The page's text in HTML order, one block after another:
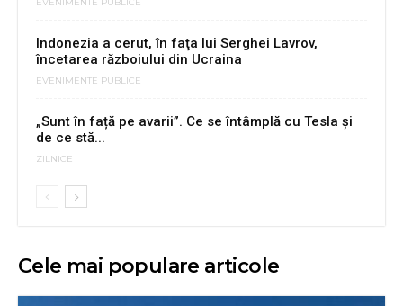
Indonezia a cerut, în faţa lui Serghei Lavrov,
încetarea războiului din Ucraina
EVENIMENTE PUBLICE
„Sunt în față pe avarii”. Ce se întâmplă cu Tesla și
de ce stă...
ZILNICE
Cele mai populare articole